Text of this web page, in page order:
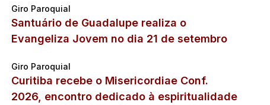
Giro Paroquial
Santuário de Guadalupe realiza o
Evangeliza Jovem no dia 21 de setembro
Giro Paroquial
Curitiba recebe o Misericordiae Conf.
2026, encontro dedicado à espiritualidade